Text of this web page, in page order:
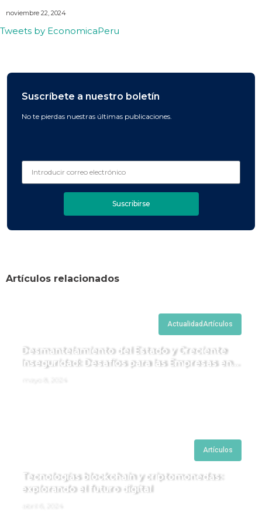
noviembre 22, 2024
Tweets by EconomicaPeru
Suscríbete a nuestro boletín
No te pierdas nuestras últimas publicaciones.
Suscribirse
Artículos relacionados
ActualidadArtículos
Desmantelamiento del Estado y Creciente
Inseguridad: Desafíos para las Empresas en
Artículos
Tecnologías blockchain y criptomonedas:
explorando el futuro digital